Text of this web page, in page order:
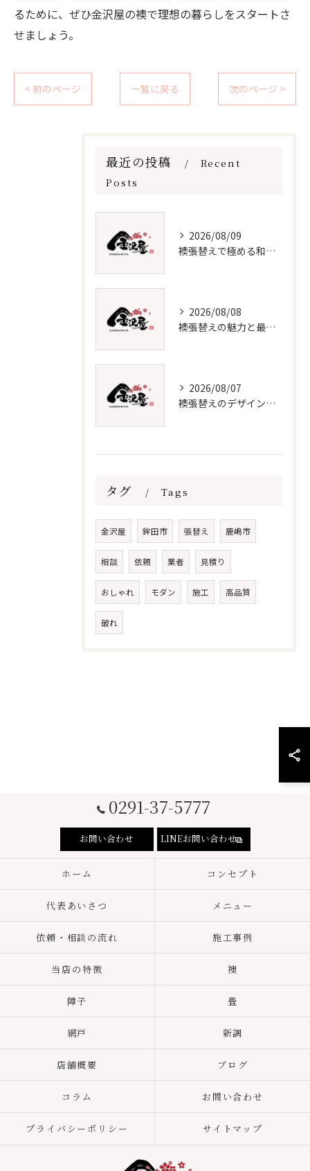
るために、ぜひ金沢屋の襖で理想の暮らしをスタートさ
せましょう。
< 前のページ 一覧に戻る 次のページ >
最近の投稿
Recent
Posts
2026/08/09
襖張替えで極める和室インテリア術
2026/08/08
襖張替えの魅力と最新デザイン技術
2026/08/07
襖張替えのデザインと価格徹底解説
タグ Tags
金沢屋 鉾田市 張替え 鹿嶋市
相談 依頼 業者 見積り
おしゃれ モダン 施工 高品質
破れ
0291-37-5777
お問い合わせ LINEお問い合わせ
ホーム コンセプト
代表あいさつ メニュー
依頼・相談の流れ 施工事例
当店の特徴 襖
障子 畳
網戸 新調
店舗概要 ブログ
コラム お問い合わせ
プライバシーポリシー サイトマップ